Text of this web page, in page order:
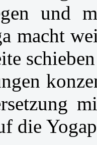
und
macht
die